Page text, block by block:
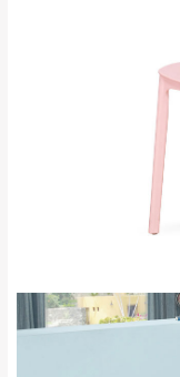
苗栗至基
地型限制
法搬運上
保有出貨
保護物流
服務，若
費用將由
因大型傢
機當天到
天在家等
由於百貨